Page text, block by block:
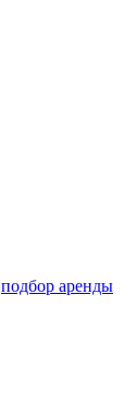
подбор аренды